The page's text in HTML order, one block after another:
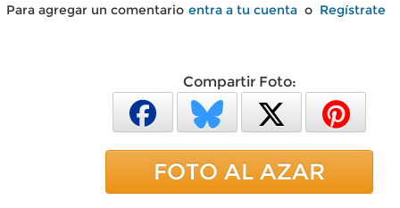
Para agregar un comentario entra a tu cuenta o Regístrate
Compartir Foto:
FOTO AL AZAR